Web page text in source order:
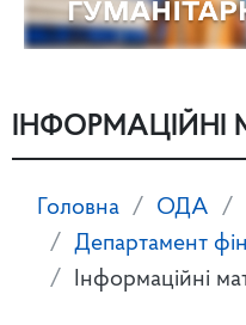
ІНФОРМАЦІЙНІ
Головна ОДА
Департамент
Інформаційні